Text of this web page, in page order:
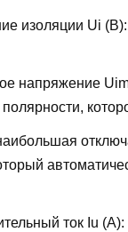
изоляции Ui (В):
напряжение
ток Iu (А):